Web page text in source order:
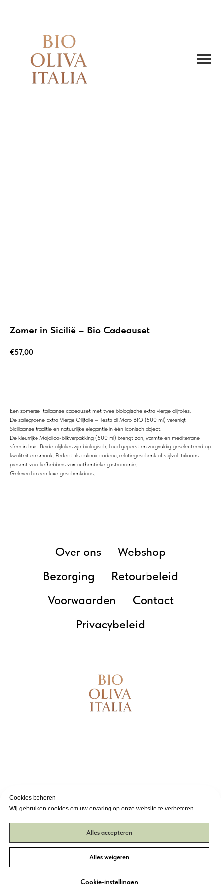
Zomer in Sicilië – Bio Cadeauset
€57,00
Een zomerse Italiaanse cadeauset met twee biologische extra vierge olijfolies.
De saliegroene Extra Vierge Olijfolie – Testa di Moro BIO (500 ml) verenigt
Siciliaanse traditie en natuurlijke elegantie in één iconisch object.
De kleurrijke Majolica-blikverpakking (500 ml) brengt zon, warmte en mediterrane
sfeer in huis. Beide olijfolies zijn biologisch, koud geperst en zorgvuldig geselecteerd op
kwaliteit en smaak. Perfect als culinair cadeau, relatiegeschenk of stijlvol Italiaans
present voor liefhebbers van authentieke gastronomie.
Geleverd in een luxe geschenkdoos.
Over ons
Webshop
Bezorging
Retourbeleid
Voorwaarden
Contact
Privacybeleid
Cookies beheren
Wij gebruiken cookies om uw ervaring op onze website te verbeteren.
Alles accepteren
Alles weigeren
Cookie-instellingen